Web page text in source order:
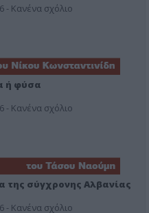
- Κανένα σχόλιο
ή φύσα
- Κανένα σχόλιο
της σύγχρονης Αλβανίας
- Κανένα σχόλιο